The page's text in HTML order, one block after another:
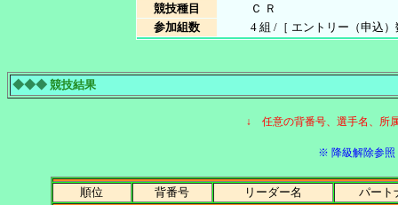
競技種目
Ｃ Ｒ
参加組数
4 組 /［ エントリー（申込
◆◆◆ 競技結果
↓ 任意の背番号、選手名、所
※ 降級解除参照
順位 背番号 リーダー名
パート